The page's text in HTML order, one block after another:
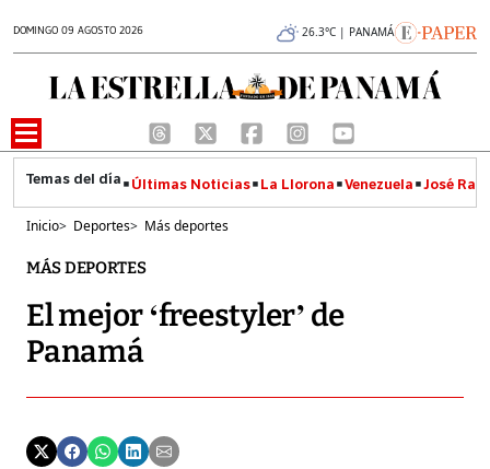
DOMINGO 09 AGOSTO 2026 26.3°C | PANAMÁ
Últimas Noticias La Llorona Venezuela José
Inicio> Deportes> Más deportes
MÁS DEPORTES
El mejor ‘freestyler’ de
Panamá